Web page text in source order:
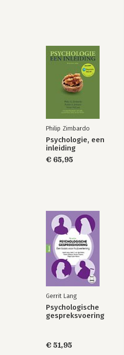
Bach en terug
Philip Zimbardo
Psychologie, een
inleiding
€ 65,95
Gerrit Lang
Psychologische
gespreksvoering
€ 51,95